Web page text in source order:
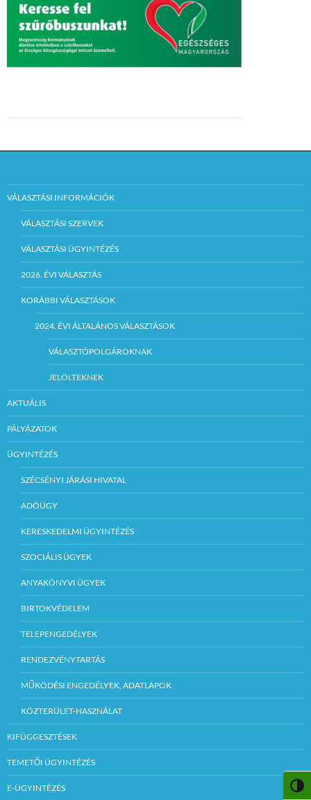
VÁLASZTÁSI INFORMÁCIÓK
VÁLASZTÁSI SZERVEK
VÁLASZTÁSI ÜGYINTÉZÉS
2026. ÉVI VÁLASZTÁS
KORÁBBI VÁLASZTÁSOK
2024. ÉVI ÁLTALÁNOS VÁLASZTÁSOK
VÁLASZTÓPOLGÁROKNAK
JELÖLTEKNEK
AKTUÁLIS
PÁLYÁZATOK
ÜGYINTÉZÉS
SZÉCSÉNYI JÁRÁSI HIVATAL
ADÓÜGY
KERESKEDELMI ÜGYINTÉZÉS
SZOCIÁLIS ÜGYEK
ANYAKÖNYVI ÜGYEK
BIRTOKVÉDELEM
TELEPENGEDÉLYEK
RENDEZVÉNYTARTÁS
MŰKÖDÉSI ENGEDÉLYEK, ADATLAPOK
KÖZTERÜLET-HASZNÁLAT
KIFÜGGESZTÉSEK
TEMETŐI ÜGYINTÉZÉS
E-ÜGYINTÉZÉS